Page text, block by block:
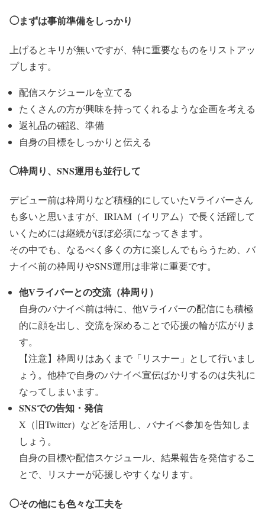
◯まずは事前準備をしっかり
上げるとキリが無いですが、特に重要なものをリストアッ
プします。
配信スケジュールを立てる
たくさんの方が興味を持ってくれるような企画を考える
返礼品の確認、準備
自身の目標をしっかりと伝える
◯枠周り、SNS運用も並行して
デビュー前は枠周りなど積極的にしていたVライバーさん
も多いと思いますが、IRIAM（イリアム）で長く活躍して
いくためには継続がほぼ必須になってきます。
その中でも、なるべく多くの方に楽しんでもらうため、バ
ナイベ前の枠周りやSNS運用は非常に重要です。
他Vライバーとの交流（枠周り）
自身のバナイベ前は特に、他Vライバーの配信にも積極
的に顔を出し、交流を深めることで応援の輪が広がりま
す。
【注意】枠周りはあくまで「リスナー」として行いまし
ょう。他枠で自身のバナイベ宣伝ばかりするのは失礼に
なってしまいます。
SNSでの告知・発信
X（旧Twitter）などを活用し、バナイベ参加を告知しま
しょう。
自身の目標や配信スケジュール、結果報告を発信するこ
とで、リスナーが応援しやすくなります。
◯その他にも色々な工夫を